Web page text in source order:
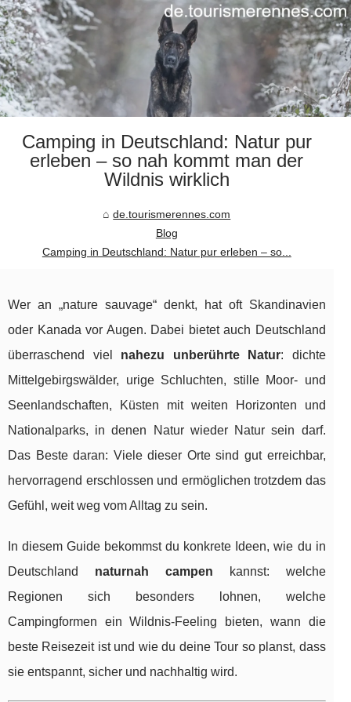
Camping in Deutschland: Natur pur
erleben – so nah kommt man der
Wildnis wirklich
de.tourismerennes.com
Blog
Camping in Deutschland: Natur pur erleben – so...
Wer an „nature sauvage“ denkt, hat oft Skandinavien
oder Kanada vor Augen. Dabei bietet auch Deutschland
überraschend viel nahezu unberührte Natur: dichte
Mittelgebirgswälder, urige Schluchten, stille Moor- und
Seenlandschaften, Küsten mit weiten Horizonten und
Nationalparks, in denen Natur wieder Natur sein darf.
Das Beste daran: Viele dieser Orte sind gut erreichbar,
hervorragend erschlossen und ermöglichen trotzdem das
Gefühl, weit weg vom Alltag zu sein.
In diesem Guide bekommst du konkrete Ideen, wie du in
Deutschland naturnah campen kannst: welche
Regionen sich besonders lohnen, welche
Campingformen ein Wildnis-Feeling bieten, wann die
beste Reisezeit ist und wie du deine Tour so planst, dass
sie entspannt, sicher und nachhaltig wird.